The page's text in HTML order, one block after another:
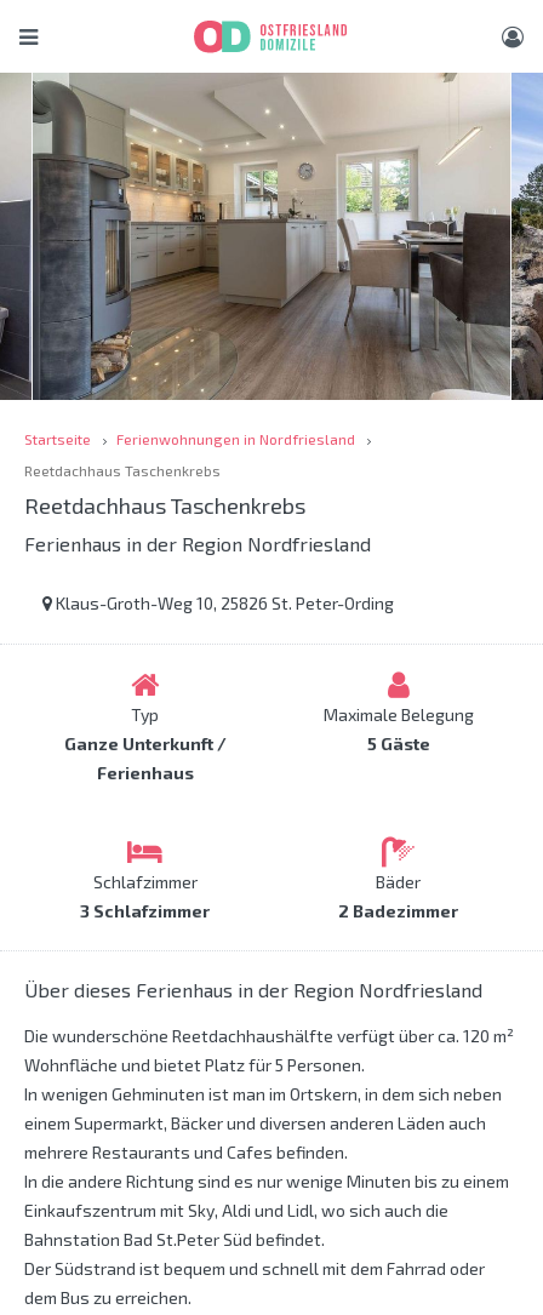
Startseite
Ferienwohnungen in Nordfriesland
Reetdachhaus Taschenkrebs
Reetdachhaus Taschenkrebs
Ferienhaus in der Region Nordfriesland
Klaus-Groth-Weg 10, 25826 St. Peter-Ording
Typ
Ganze Unterkunft /
Ferienhaus
Maximale Belegung
5 Gäste
Schlafzimmer
3 Schlafzimmer
Bäder
2 Badezimmer
Über dieses Ferienhaus in der Region Nordfriesland
Die wunderschöne Reetdachhaushälfte verfügt über ca. 120 m²
Wohnfläche und bietet Platz für 5 Personen.
In wenigen Gehminuten ist man im Ortskern, in dem sich neben
einem Supermarkt, Bäcker und diversen anderen Läden auch
mehrere Restaurants und Cafes befinden.
In die andere Richtung sind es nur wenige Minuten bis zu einem
Einkaufszentrum mit Sky, Aldi und Lidl, wo sich auch die
Bahnstation Bad St.Peter Süd befindet.
Der Südstrand ist bequem und schnell mit dem Fahrrad oder
dem Bus zu erreichen.